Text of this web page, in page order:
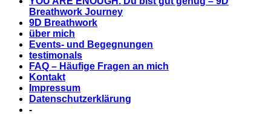
Breathwork Journey
9D Breathwork
über mich
Events- und Begegnungen
testimonals
FAQ – Häufige Fragen an mich
Kontakt
Impressum
Datenschutzerklärung
-